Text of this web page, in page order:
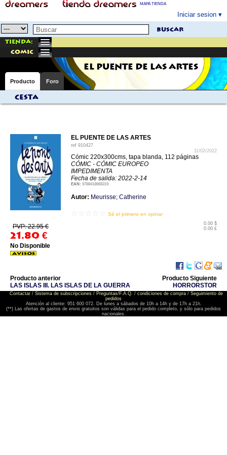
MAPA TIENDA
Iniciar sesion
buscar
Tienda:
comic
EL PUENTE DE LAS ARTES
Producto Foro
Cesta
EL PUENTE DE LAS ARTES
ref 910427
11/02/2022
Cómic 220x300cms, tapa blanda, 112 páginas
CÓMIC - CÓMIC EUROPEO
IMPEDIMENTA
Fecha de salida: 2022-2-14
EAN: 9788418668319
Autor: Meurisse; Catherine
Sé el primero en opinar
PVP: 22.95 €
21.80 €
0.00 $
0.00 £
No Disponible
Producto anterior
LAS ISLAS III. LAS ISLAS DE LA GUERRA
Producto Siguiente
HORRORSTOR
Contactar/ Sistema de subscripciones/ Preguntas/F.A.Q. / condiciones de compra/ Seguimiento de
pedidos
Atención al cliente: 951 600 072. De lunes a sábados de 10h a 14h y de 17h a 21h.
(**) Las ofertas de gastos de envio gratuitos son válidas para el pedido completo, y sólo para pedidos
nacionales.